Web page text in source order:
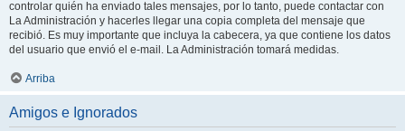
controlar quién ha enviado tales mensajes, por lo tanto, puede contactar con
La Administración y hacerles llegar una copia completa del mensaje que
recibió. Es muy importante que incluya la cabecera, ya que contiene los datos
del usuario que envió el e-mail. La Administración tomará medidas.
Arriba
Amigos e Ignorados